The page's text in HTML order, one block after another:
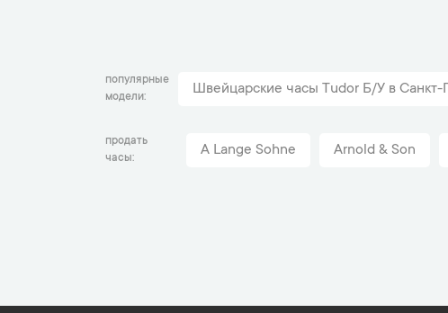
популярные
модели
Швейцарские часы Tudor Б/У в Санкт-
продать
часы
A Lange Sohne Arnold & Son